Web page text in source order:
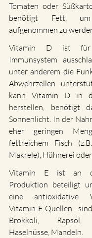
Tomaten oder
benötigt Fett,
aufgenommen zu
Vitamin D ist für
Immunsystem
unter anderem die
Abwehrzellen
kann Vitamin D in
herstellen, benötigt
Sonnenlicht. In der
eher geringen
fettreichem Fisch
Makrele), Hühnerei
Vitamin E ist an
Produktion beteiligt
eine antioxidative
Vitamin-E-Quellen
Brokkoli, Rapsöl,
Haselnüsse, Mandeln.